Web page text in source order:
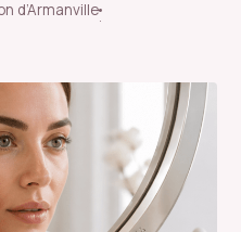
d’Armanville
·